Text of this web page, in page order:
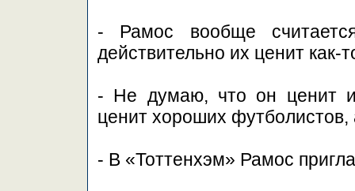
- Рамос вообще
действительно их ценит как-
- Не думаю, что он ценит
ценит хороших футболистов,
- В «Тоттенхэм» Рамос